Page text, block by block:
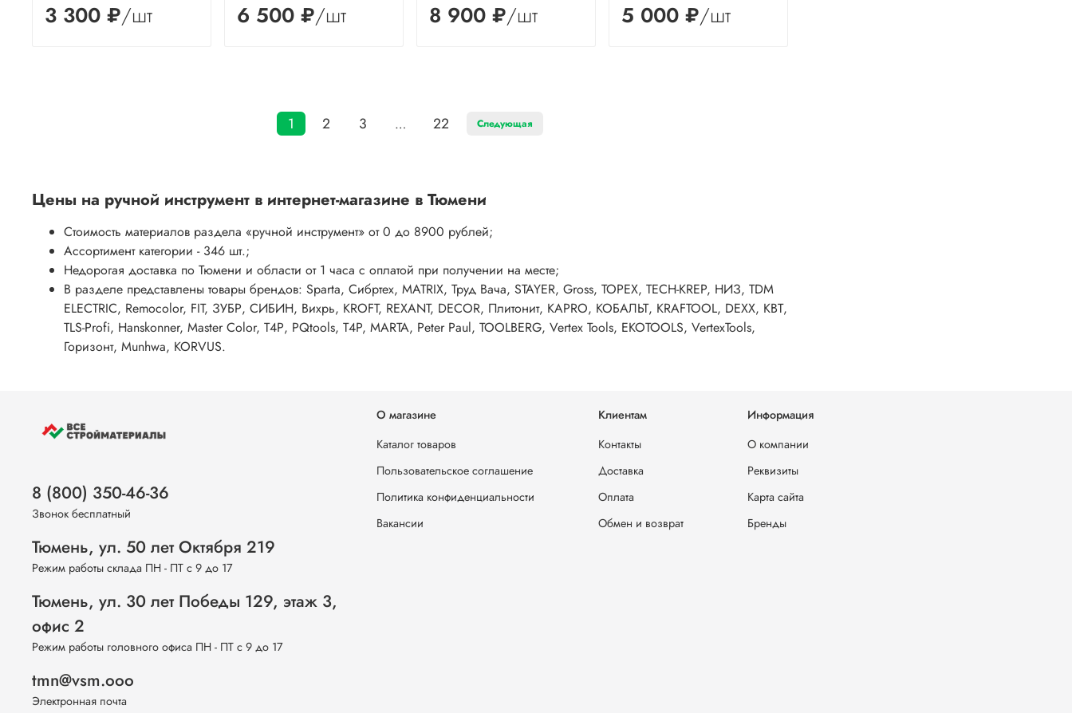
3 300 ₽/шт 6 500 ₽/шт 8 900 ₽/шт 5 000 ₽/шт
1 2 3 … 22 Следующая
Цены на ручной инструмент в интернет-магазине в Тюмени
Стоимость материалов раздела «ручной инструмент» от 0 до 8900 рублей;
Ассортимент категории - 346 шт.;
Недорогая доставка по Тюмени и области от 1 часа с оплатой при получении на месте;
В разделе представлены товары брендов: Sparta, Сибртех, MATRIX, Труд Вача, STAYER, Gross, TOPEX, TECH-KREP, НИЗ, TDM
ELECTRIC, Remocolor, FIT, ЗУБР, СИБИН, Вихрь, KROFT, REXANT, DECOR, Плитонит, KAPRO, КОБАЛЬТ, KRAFTOOL, DEXX, КВТ,
TLS-Profi, Hanskonner, Master Color, Т4Р, PQtools, T4P, MARTA, Peter Paul, TOOLBERG, Vertex Tools, EKOTOOLS, VertexTools,
Горизонт, Munhwa, KORVUS.
О магазине
Каталог товаров
Пользовательское соглашение
Политика конфиденциальности
Вакансии
Клиентам
Контакты
Доставка
Оплата
Обмен и возврат
Информация
О компании
Реквизиты
Карта сайта
Бренды
8 (800) 350-46-36
Звонок бесплатный
Тюмень, ул. 50 лет Октября 219
Режим работы склада ПН - ПТ с 9 до 17
Тюмень, ул. 30 лет Победы 129, этаж 3,
офис 2
Режим работы головного офиса ПН - ПТ с 9 до 17
tmn@vsm.ooo
Электронная почта